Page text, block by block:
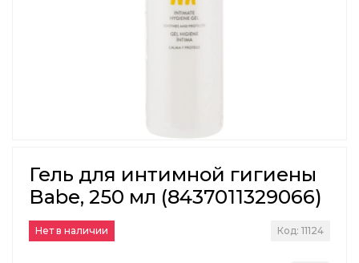
Гель для интимной гигиены
Babe, 250 мл (8437011329066)
Нет в наличии Код: 11124